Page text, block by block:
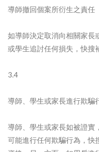
導師撤回個案所衍生之責任
如導師決定取消向相關家長
或學生追討任何損失，快搜
3.4
導師、學生或家長進行欺騙
導師、學生或家長如被證實
可能進行任何欺騙行為，快